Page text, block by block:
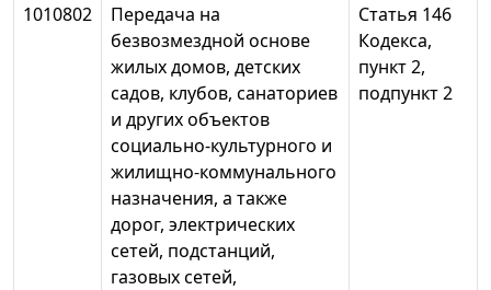
1010802
Передача на
безвозмездной основе
жилых домов, детских
садов, клубов, санаториев
и других объектов
социально-культурного и
жилищно-коммунального
назначения, а также
дорог, электрических
сетей, подстанций,
газовых сетей,
Статья 146
Кодекса,
пункт 2,
подпункт 2